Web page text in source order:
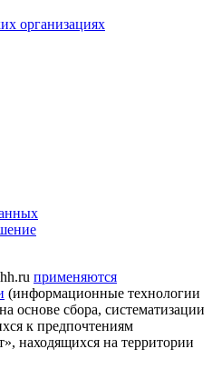
организациях
применяются
(информационные технологии
основе сбора, систематизации
к предпочтениям
находящихся на территории